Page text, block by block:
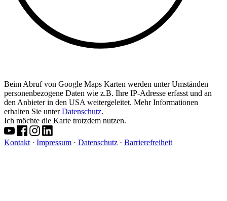
Beim Abruf von Google Maps Karten werden unter Umständen
personenbezogene Daten wie z.B. Ihre IP-Adresse erfasst und an
den Anbieter in den USA weitergeleitet. Mehr Informationen
erhalten Sie unterDatenschutz.
Ich möchte die Karte trotzdem nutzen.
Kontakt · Impressum · Datenschutz · Barrierefreiheit